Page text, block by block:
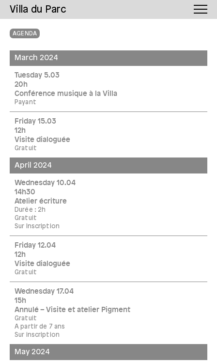
Villa du Parc
AGENDA
March 2024
Tuesday 5.03
20h
Conférence musique à la Villa
Payant
Friday 15.03
12h
Visite dialoguée
Gratuit
April 2024
Wednesday 10.04
14h30
Atelier écriture
Durée : 2h
Gratuit
Sur Inscription
Friday 12.04
12h
Visite dialoguée
Gratuit
Wednesday 17.04
15h
Annulé – Visite et atelier Pigment
Gratuit
A partir de 7 ans
Sur inscription
May 2024